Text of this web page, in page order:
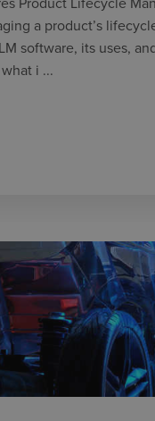
Product Lifecycle
a product’s
software, its uses,
i ...